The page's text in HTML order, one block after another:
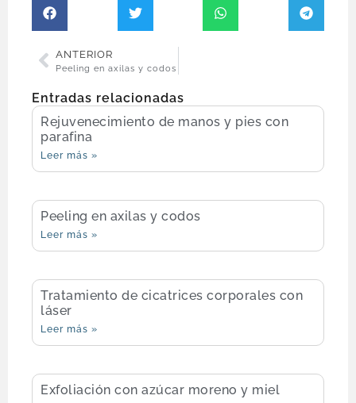
ANTERIOR
Peeling en axilas y codos
Entradas relacionadas
Rejuvenecimiento de manos y pies con
parafina
Leer más »
Peeling en axilas y codos
Leer más »
Tratamiento de cicatrices corporales con
láser
Leer más »
Exfoliación con azúcar moreno y miel